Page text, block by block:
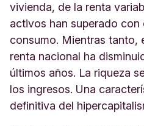
vivienda, de la renta
activos han superado con
consumo. Mientras tanto,
renta nacional ha
últimos años. La riqueza
los ingresos. Una
definitiva del